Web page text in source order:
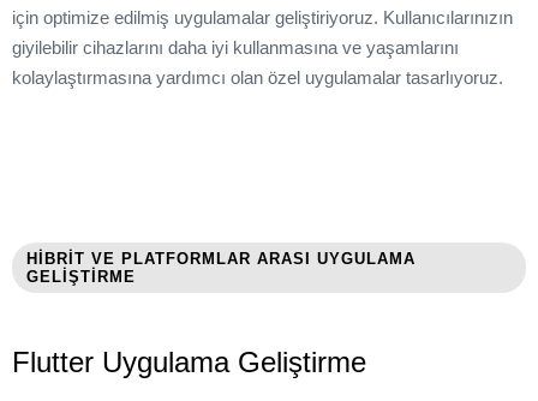
için optimize edilmiş uygulamalar geliştiriyoruz. Kullanıcılarınızın
giyilebilir cihazlarını daha iyi kullanmasına ve yaşamlarını
kolaylaştırmasına yardımcı olan özel uygulamalar tasarlıyoruz.
HIBRIT VE PLATFORMLAR ARASI UYGULAMA
GELIŞTIRME
Flutter Uygulama Geliştirme